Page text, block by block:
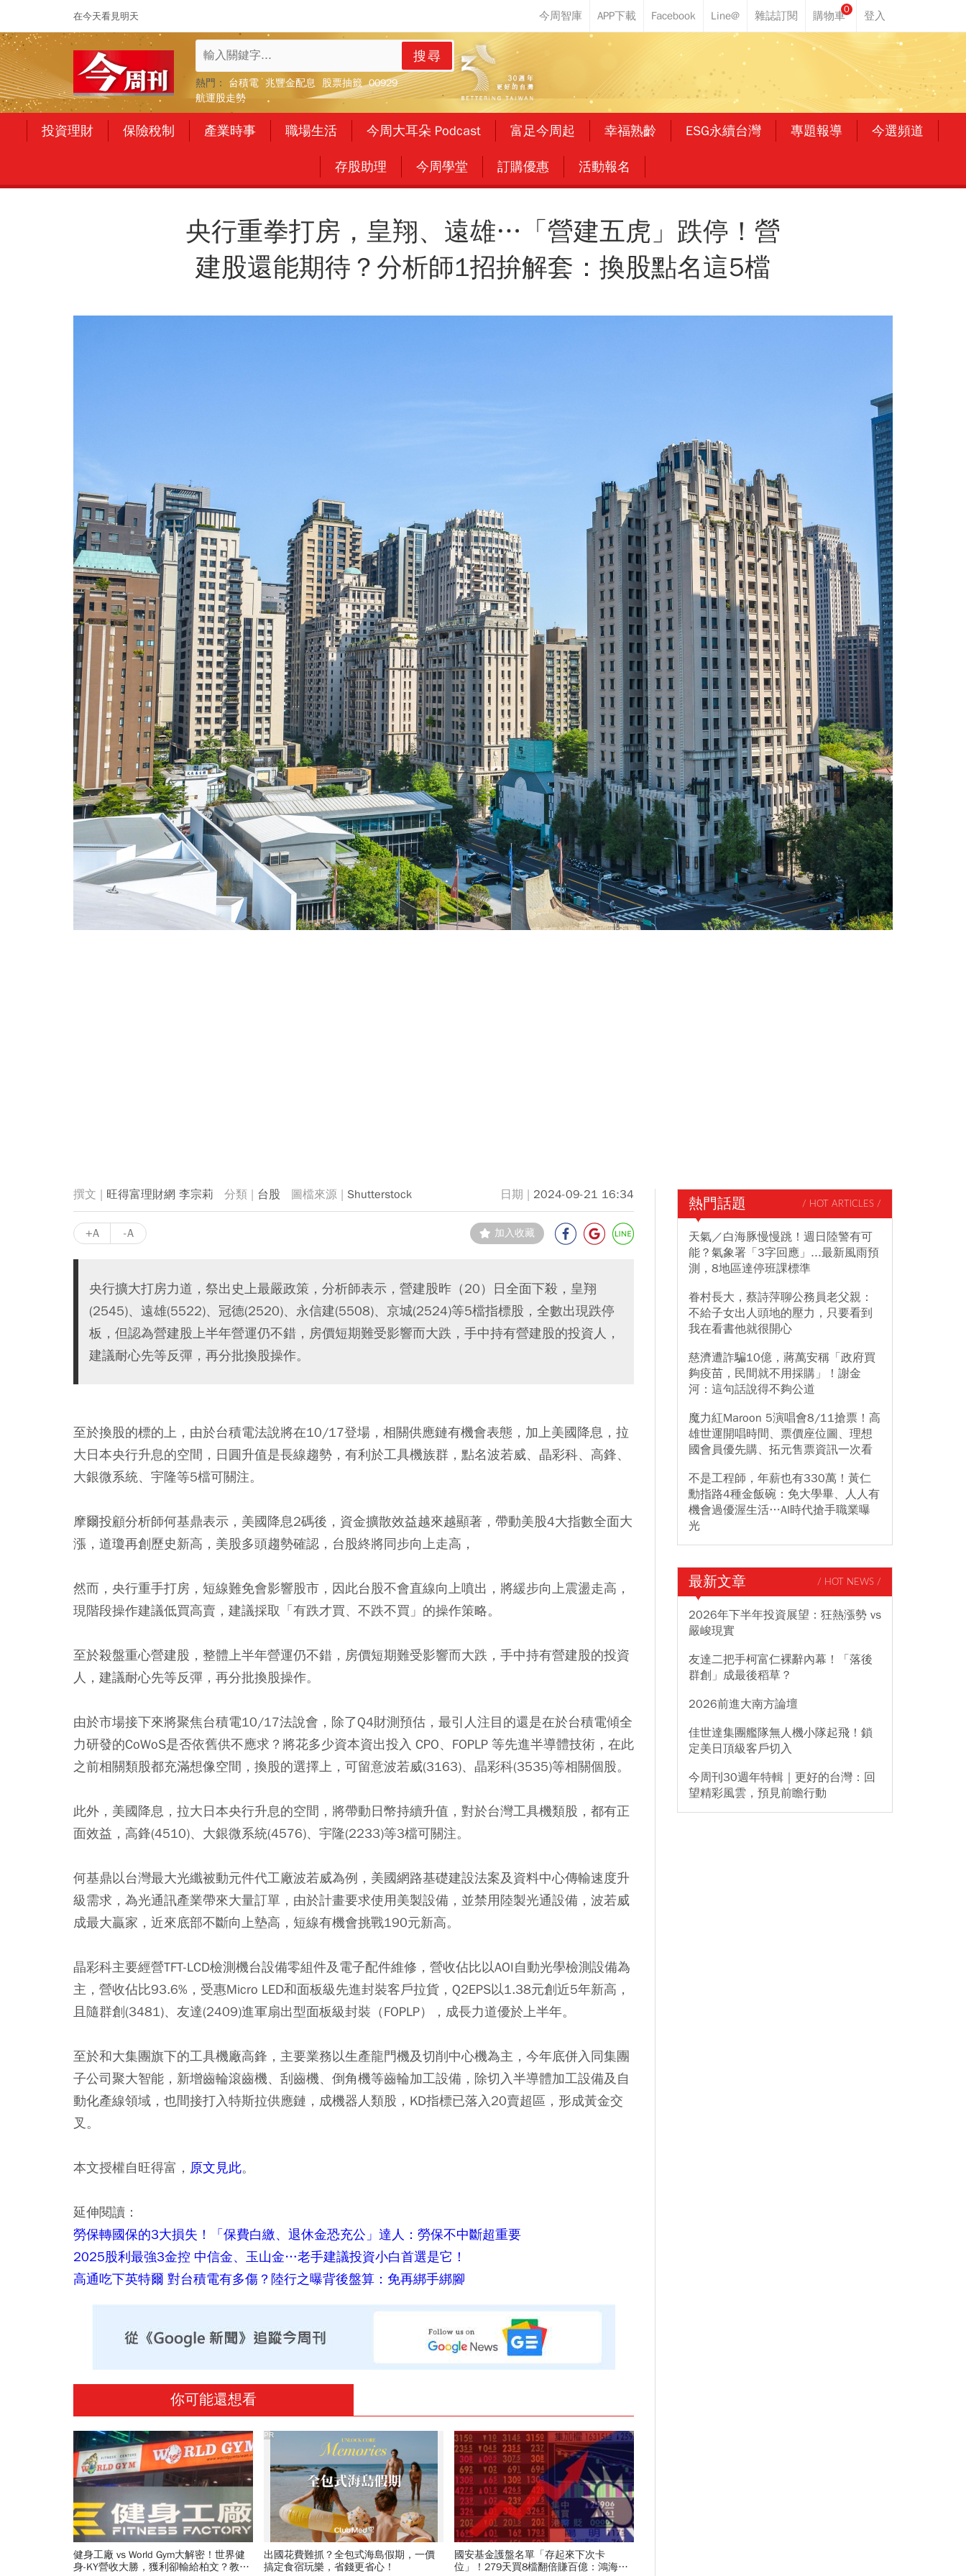
在今天看見明天
0
搜尋
熱門： 台積電 兆豐金配息 股票抽籤 00929
航運股走勢
投資理財 保險稅制 產業時事 職場生活 今周大耳朵 Podcast 富足今周起 幸福熟齡 ESG永續台灣 專題報導 今選頻道
存股助理 今周學堂 訂購優惠 活動報名
央行重拳打房，皇翔、遠雄…「營建五虎」跌停！營
建股還能期待？分析師1招拚解套：換股點名這5檔
旺得富理財網 李宗莉 台股 Shutterstock 2024-09-21 16:34
+A -A 加入收藏
央行擴大打房力道，祭出史上最嚴政策，分析師表示，營建股昨（20）日全面下殺，皇翔
(2545)、遠雄(5522)、冠德(2520)、永信建(5508)、京城(2524)等5檔指標股，全數出現跌停
板，但認為營建股上半年營運仍不錯，房價短期難受影響而大跌，手中持有營建股的投資人，
建議耐心先等反彈，再分批換股操作。
至於換股的標的上，由於台積電法說將在10/17登場，相關供應鏈有機會表態，加上美國降息，拉
大日本央行升息的空間，日圓升值是長線趨勢，有利於工具機族群，點名波若威、晶彩科、高鋒、
大銀微系統、宇隆等5檔可關注。
摩爾投顧分析師何基鼎表示，美國降息2碼後，資金擴散效益越來越顯著，帶動美股4大指數全面大
漲，道瓊再創歷史新高，美股多頭趨勢確認，台股終將同步向上走高，
然而，央行重手打房，短線難免會影響股市，因此台股不會直線向上噴出，將緩步向上震盪走高，
現階段操作建議低買高賣，建議採取「有跌才買、不跌不買」的操作策略。
至於殺盤重心營建股，整體上半年營運仍不錯，房價短期難受影響而大跌，手中持有營建股的投資
人，建議耐心先等反彈，再分批換股操作。
由於市場接下來將聚焦台積電10/17法說會，除了Q4財測預估，最引人注目的還是在於台積電傾全
力研發的CoWoS是否依舊供不應求？將花多少資本資出投入 CPO、FOPLP 等先進半導體技術，在此
之前相關類股都充滿想像空間，換股的選擇上，可留意波若威(3163)、晶彩科(3535)等相關個股。
此外，美國降息，拉大日本央行升息的空間，將帶動日幣持續升值，對於台灣工具機類股，都有正
面效益，高鋒(4510)、大銀微系統(4576)、宇隆(2233)等3檔可關注。
何基鼎以台灣最大光纖被動元件代工廠波若威為例，美國網路基礎建設法案及資料中心傳輸速度升
級需求，為光通訊產業帶來大量訂單，由於計畫要求使用美製設備，並禁用陸製光通設備，波若威
成最大贏家，近來底部不斷向上墊高，短線有機會挑戰190元新高。
晶彩科主要經營TFT-LCD檢測機台設備零組件及電子配件維修，營收佔比以AOI自動光學檢測設備為
主，營收佔比93.6%，受惠Micro LED和面板級先進封裝客戶拉貨，Q2EPS以1.38元創近5年新高，
且隨群創(3481)、友達(2409)進軍扇出型面板級封裝（FOPLP），成長力道優於上半年。
至於和大集團旗下的工具機廠高鋒，主要業務以生產龍門機及切削中心機為主，今年底併入同集團
子公司聚大智能，新增齒輪滾齒機、刮齒機、倒角機等齒輪加工設備，除切入半導體加工設備及自
動化產線領域，也間接打入特斯拉供應鏈，成機器人類股，KD指標已落入20賣超區，形成黃金交
叉。
本文授權自旺得富， 原文見此。
延伸閱讀：
勞保轉國保的3大損失！「保費白繳、退休金恐充公」達人：勞保不中斷超重要
2025股利最強3金控 中信金、玉山金…老手建議投資小白首選是它！
高通吃下英特爾 對台積電有多傷？陸行之曝背後盤算：免再綁手綁腳
你可能還想看
健身工廠 vs World Gym大解密！世界健
身-KY營收大勝，獲利卻輸給柏文？教練
出國花費難抓？全包式海島假期，一價
搞定食宿玩樂，省錢更省心！
PR
國安基金護盤名單「存起來下次卡
位」！279天買8檔翻倍賺百億：鴻海、
熱門話題 / HOT ARTICLES /
天氣／白海豚慢慢跳！週日陸警有可
能？氣象署「3字回應」...最新風雨預
測，8地區達停班課標準
眷村長大，蔡詩萍聊公務員老父親：
不給子女出人頭地的壓力，只要看到
我在看書他就很開心
慈濟遭詐騙10億，蔣萬安稱「政府買
夠疫苗，民間就不用採購」！謝金
河：這句話說得不夠公道
魔力紅Maroon 5演唱會8/11搶票！高
雄世運開唱時間、票價座位圖、理想
國會員優先購、拓元售票資訊一次看
不是工程師，年薪也有330萬！黃仁
勳指路4種金飯碗：免大學畢、人人有
機會過優渥生活…AI時代搶手職業曝
光
最新文章 / HOT NEWS /
2026年下半年投資展望：狂熱漲勢 vs
嚴峻現實
友達二把手柯富仁裸辭內幕！「落後
群創」成最後稻草？
2026前進大南方論壇
佳世達集團艦隊無人機小隊起飛！鎖
定美日頂級客戶切入
今周刊30週年特輯｜更好的台灣：回
望精彩風雲，預見前瞻行動